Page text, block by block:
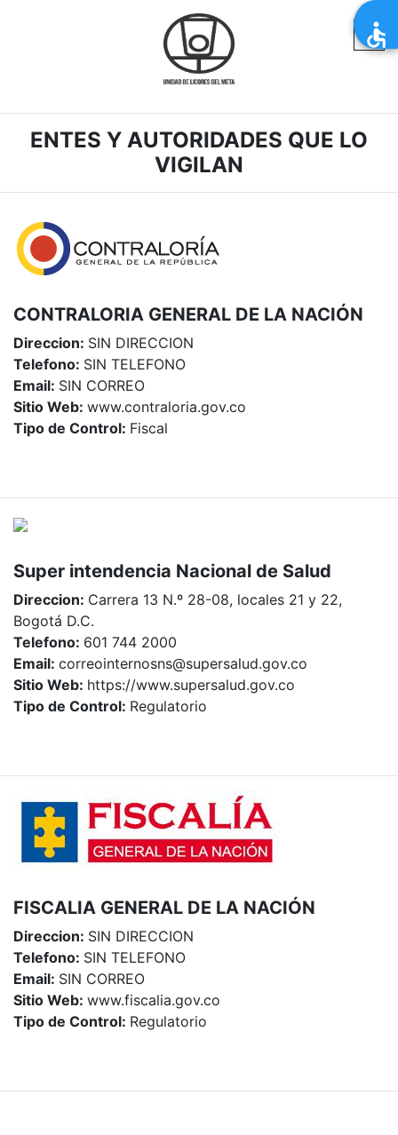
ENTES Y AUTORIDADES QUE LO
VIGILAN
CONTRALORIA GENERAL DE LA NACIÓN
Direccion: SIN DIRECCION
Telefono: SIN TELEFONO
Email: SIN CORREO
Sitio Web: www.contraloria.gov.co
Tipo de Control: Fiscal
Super intendencia Nacional de Salud
Direccion: Carrera 13 N.º 28-08, locales 21 y 22,
Bogotá D.C.
Telefono: 601 744 2000
Email: correointernosns@supersalud.gov.co
Sitio Web: https://www.supersalud.gov.co
Tipo de Control: Regulatorio
FISCALIA GENERAL DE LA NACIÓN
Direccion: SIN DIRECCION
Telefono: SIN TELEFONO
Email: SIN CORREO
Sitio Web: www.fiscalia.gov.co
Tipo de Control: Regulatorio